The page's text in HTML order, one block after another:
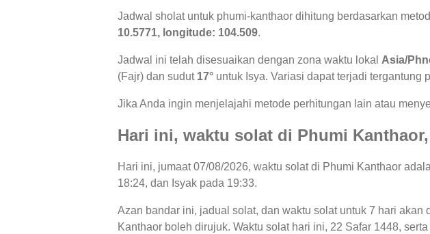
Jadwal sholat untuk phumi-kanthaor dihitung berdasarkan
10.5771, longitude: 104.509.
Jadwal ini telah disesuaikan dengan zona waktu lokal Asia/
(Fajr) dan sudut 17° untuk Isya. Variasi dapat terjadi tergantung
Jika Anda ingin menjelajahi metode perhitungan lain atau
Hari ini, waktu solat di Phumi
Hari ini, jumaat 07/08/2026, waktu solat di Phumi Kanthaor
18:24, dan Isyak pada 19:33.
Azan bandar ini, jadual solat, dan waktu solat untuk 7 hari akan
Kanthaor boleh dirujuk. Waktu solat hari ini, 22 Safar 1448,